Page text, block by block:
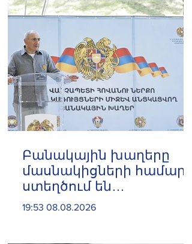
Բանակային խաղերը
մասնակիցների համար
ստեղծում են
ինքնադրսևորման նոր
19:53 08.08.2026